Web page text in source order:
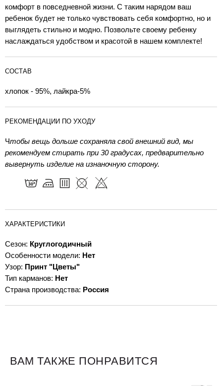
комфорт в повседневной жизни. С таким нарядом ваш
ребенок будет не только чувствовать себя комфортно, но и
выглядеть стильно и модно. Позвольте своему ребенку
наслаждаться удобством и красотой в нашем комплекте!
СОСТАВ
хлопок - 95%, лайкра-5%
РЕКОМЕНДАЦИИ ПО УХОДУ
Чтобы вещь дольше сохраняла свой внешний вид, мы
рекомендуем стирать при 30 градусах, предварительно
вывернуть изделие на изнаночную сторону.
ХАРАКТЕРИСТИКИ
Сезон: Круглогодичный
Особенности модели: Нет
Узор: Принт "Цветы"
Тип карманов: Нет
Страна производства: Россия
ВАМ ТАКЖЕ ПОНРАВИТСЯ